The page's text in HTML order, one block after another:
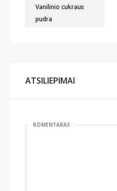
Vanilinio cukraus
pudra
ATSILIEPIMAI
KOMENTARAS